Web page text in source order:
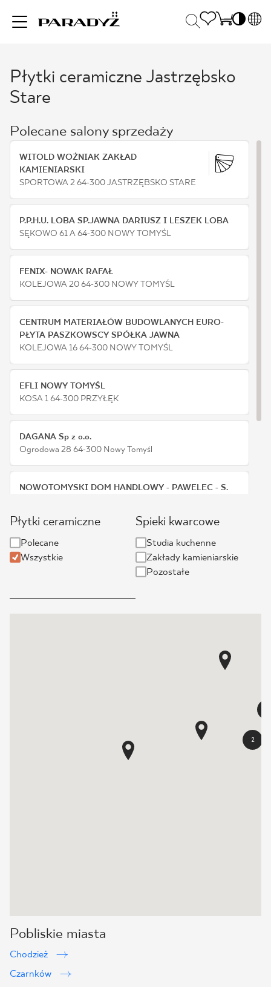
INSPIRACJE
PRODUKTY
KOLEKCJE
DLA BIZNESU
GDZIE KUPIĆ
PL EN DE UK RU
Płytki ceramiczne Jastrzębsko
Stare
Polecane salony sprzedaży
WITOLD WOŹNIAK ZAKŁAD
KAMIENIARSKI
SPORTOWA 2 64-300 JASTRZĘBSKO STARE
P.P.H.U. LOBA SP.JAWNA DARIUSZ I LESZEK LOBA
SĘKOWO 61 A 64-300 NOWY TOMYŚL
FENIX- NOWAK RAFAŁ
KOLEJOWA 20 64-300 NOWY TOMYŚL
CENTRUM MATERIAŁÓW BUDOWLANYCH EURO-
PŁYTA PASZKOWSCY SPÓŁKA JAWNA
KOLEJOWA 16 64-300 NOWY TOMYŚL
EFLI NOWY TOMYŚL
KOSA 1 64-300 PRZYŁĘK
DAGANA Sp z o.o.
Ogrodowa 28 64-300 Nowy Tomyśl
NOWOTOMYSKI DOM HANDLOWY - PAWELEC - S.
"ATLAS MEBLE KUCHENNE" Sp z o.o.
Półwiejska 31 64-300 Nowy Tomyśl
Płytki ceramiczne
Polecane
Wszystkie
Spieki kwarcowe
Studia kuchenne
Zakłady kamieniarskie
Pozostałe
2
Pobliskie miasta
Chodzież
Czarnków